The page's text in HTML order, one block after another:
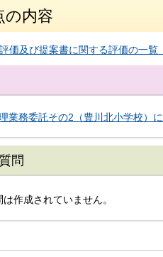
の内容
価及び提案書に関する評価の一覧
業務委託その2（豊川北小学校）
問
作成されていません。